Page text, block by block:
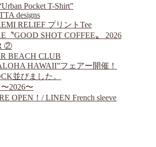
Pocket T-Shirt”
designs
RELIEF プリントTee
〝GOOD SHOT COFFEE〟 2026
②
BEACH CLUB
HAWAII”フェアー開催！
並びました。
2026〜
OPEN！/ LINEN French sleeve